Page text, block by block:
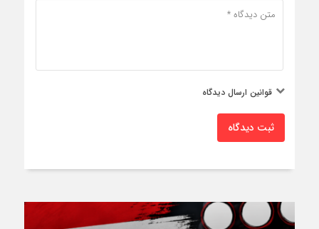
قوانین ارسال دیدگاه
ثبت دیدگاه